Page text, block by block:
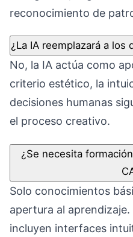
reconocimiento de
¿La IA reemplazará a los
No, la IA actúa como
criterio estético, la
decisiones humanas
el proceso creativo.
¿Se necesita
Solo conocimientos
apertura al
incluyen interfaces